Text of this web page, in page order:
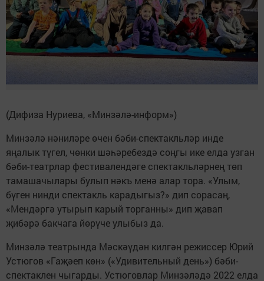
(Дифиза Нуриева, «Минзәлә-информ»)
Минзәлә нәниләре өчен бәби-спектакльләр инде
яңалык түгел, чөнки шәһәребездә соңгы ике елда узган
бәби-театрлар фестивалендәге спектакльләрнең төп
тамашачылары булып нәкъ менә алар тора. «Улым,
бүген нинди спектакль карадыгыз?» дип сорасаң,
«Мендәргә утырып карый торганны» дип җавап
җибәрә бакчага йөрүче улыбыз да.
Минзәлә театрында Мәскәүдән килгән режиссер Юрий
Устюгов «Гаҗәеп көн» («Удивительный день») бәби-
спектаклен чыгарды. Устюговлар Минзәләдә 2022 елда